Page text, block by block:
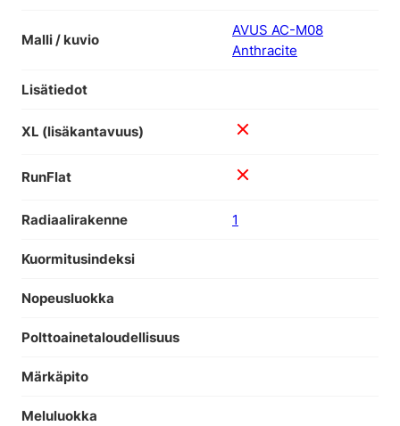
Malli / kuvio
AVUS AC-M08
Anthracite
Lisätiedot
XL (lisäkantavuus)
RunFlat
Radiaalirakenne 1
Kuormitusindeksi
Nopeusluokka
Polttoainetaloudellisuus
Märkäpito
Meluluokka